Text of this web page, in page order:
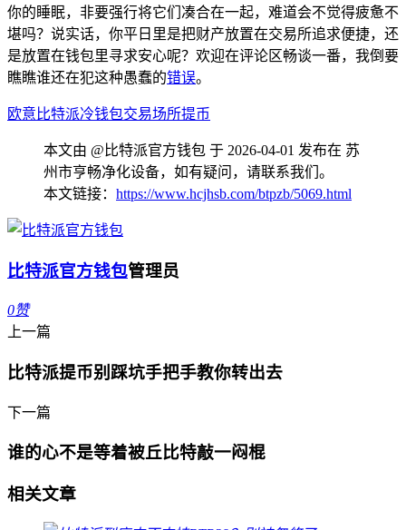
你的睡眠，非要强行将它们凑合在一起，难道会不觉得疲惫不
堪吗？说实话，你平日里是把财产放置在交易所追求便捷，还
是放置在钱包里寻求安心呢？欢迎在评论区畅谈一番，我倒要
瞧瞧谁还在犯这种愚蠢的错误。
欧意 比特派冷钱包交易场所提币
本文由 @比特派官方钱包 于 2026-04-01 发布在 苏
州市亨畅净化设备，如有疑问，请联系我们。
本文链接： https://www.hcjhsb.com/btpzb/5069.html
比特派官方钱包管理员
0赞
上一篇
比特派提币别踩坑手把手教你转出去
下一篇
谁的心不是等着被丘比特敲一闷棍
相关文章